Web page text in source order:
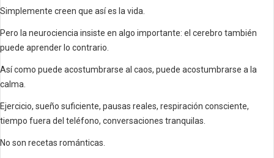
Simplemente creen que así es la vida.
Pero la neurociencia insiste en algo importante: el cerebro también
puede aprender lo contrario.
Así como puede acostumbrarse al caos, puede acostumbrarse a la
calma.
Ejercicio, sueño suficiente, pausas reales, respiración consciente,
tiempo fuera del teléfono, conversaciones tranquilas.
No son recetas románticas.